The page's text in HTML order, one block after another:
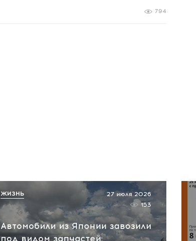
794
Автомобили из Японии завозили
под видом запчастей:
27 июля 2026
153
ЖИЗНЬ